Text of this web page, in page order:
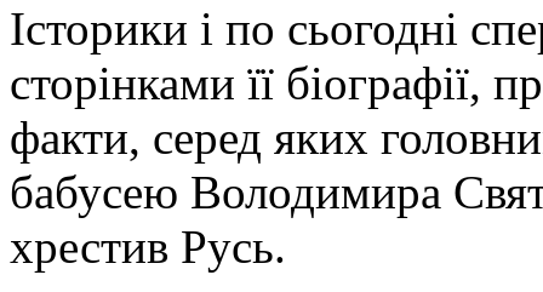
Історики і по сьогодні
сторінками її біографії,
факти, серед яких
бабусею Володимира
хрестив Русь.